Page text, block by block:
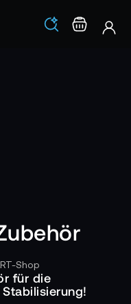
Los
für die